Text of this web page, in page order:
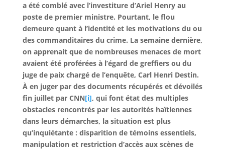
a été comblé avec l’investiture d’Ariel Henry au
poste de premier ministre. Pourtant, le flou
demeure quant à l’identité et les motivations du ou
des commanditaires du crime. La semaine dernière,
on apprenait que de nombreuses menaces de mort
avaient été proférées à l’égard de greffiers ou du
juge de paix chargé de l’enquête, Carl Henri Destin.
À en juger par des documents récupérés et dévoilés
fin juillet par CNN[i], qui font état des multiples
obstacles rencontrés par les autorités haïtiennes
dans leurs démarches, la situation est plus
qu’inquiétante : disparition de témoins essentiels,
manipulation et restriction d’accès aux scènes de